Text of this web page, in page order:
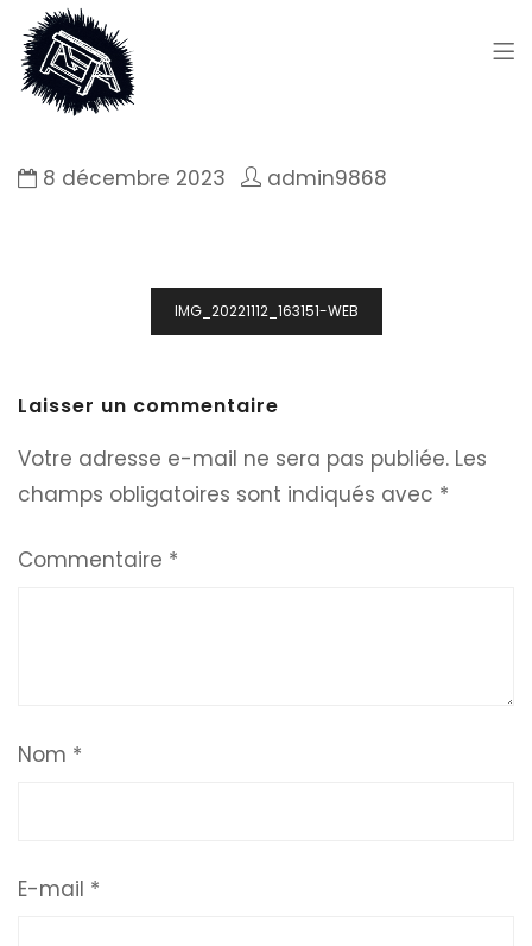
8 décembre 2023 admin9868
IMG_20221112_163151-WEB
Laisser un commentaire
Votre adresse e-mail ne sera pas publiée. Les
champs obligatoires sont indiqués avec *
Commentaire *
Nom *
E-mail *